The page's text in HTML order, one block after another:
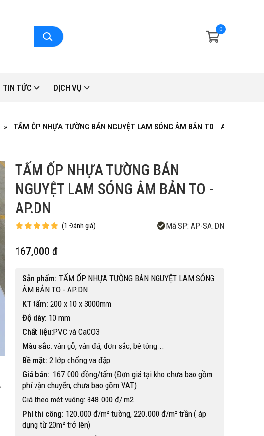
0
TIN TỨC DỊCH VỤ
TẤM ỐP NHỰA TƯỜNG BÁN NGUYỆT LAM SÓNG ÂM BẢN TO - AP.DN
TẤM ỐP NHỰA TƯỜNG BÁN
NGUYỆT LAM SÓNG ÂM BẢN TO -
AP.DN
(1 Đánh giá) Mã SP: AP-SA.DN
167,000 đ
Sản phẩm: TẤM ỐP NHỰA TƯỜNG BÁN NGUYỆT LAM SÓNG
ÂM BẢN TO - AP.DN
KT tấm: 200 x 10 x 3000mm
Độ dày: 10 mm
Chất liệu:PVC và CaCO3
Màu sắc: vân gỗ, vân đá, đơn sắc, bê tông...
Bề mặt: 2 lớp chống va đập
Giá bán: 167.000 đồng/tấm (Đơn giá tại kho chưa bao gồm
phí vận chuyển, chưa bao gồm VAT)
Giá theo mét vuông: 348.000 đ/ m2
Phí thi công: 120.000 đ/m² tường, 220.000 đ/m² trần ( áp
dụng từ 20m² trở lên)